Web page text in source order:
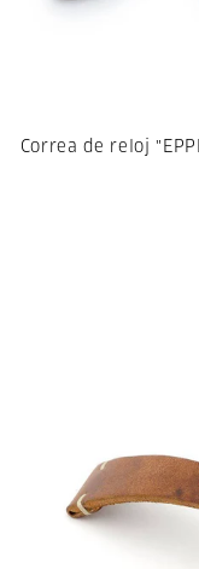
Correa de reloj